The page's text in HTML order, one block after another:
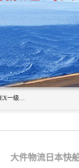
广州深圳东莞上海香港起运到日本各地日本专线快递物流，流通王，日本专线，香港DHL一级代理 香港FEDEX一级代理服务全球主要地区。我司各员工在国际物流行业经验超8年，热枕为各广大进口商与进口商提供优质服务.
大件物流日本快